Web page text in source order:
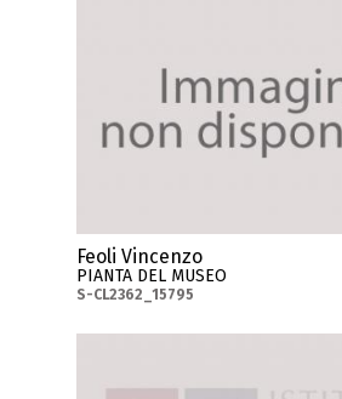
Feoli Vincenzo
PIANTA DEL MUSEO
S-CL2362_15795